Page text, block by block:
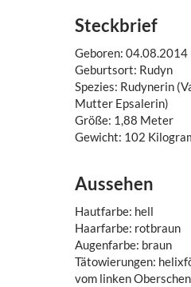
Steckbrief
Geboren: 04.08.2014
Geburtsort: Rudyn
Spezies: Rudynerin
Mutter Epsalerin)
Größe: 1,88 Meter
Gewicht: 102
Aussehen
Hautfarbe: hell
Haarfarbe: rotbraun
Augenfarbe: braun
Tätowierungen:
vom linken